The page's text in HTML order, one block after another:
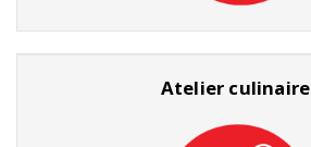
Atelier culinaire